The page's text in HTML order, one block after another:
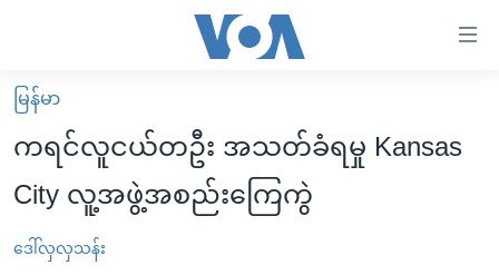
လွယ်ကူ
စေ
သည့်
Link
များ
မူလစာမျက်နှာ
မြန်မာ
ကမ္ဘာ့သတင်းများ
နိုင်ငံတကာ
ဗွီဒီယို
မြန်မာ
ကရင်လူငယ်တဦး အသတ်ခံရမှု Kansas
City လူ့အဖွဲ့အစည်းကြေကွဲ
ဒေါ်လှလှသန်း